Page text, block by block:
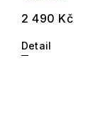
2 490 Kč
Detail